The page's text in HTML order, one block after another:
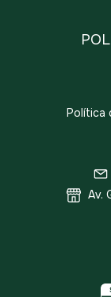
Política
Av.